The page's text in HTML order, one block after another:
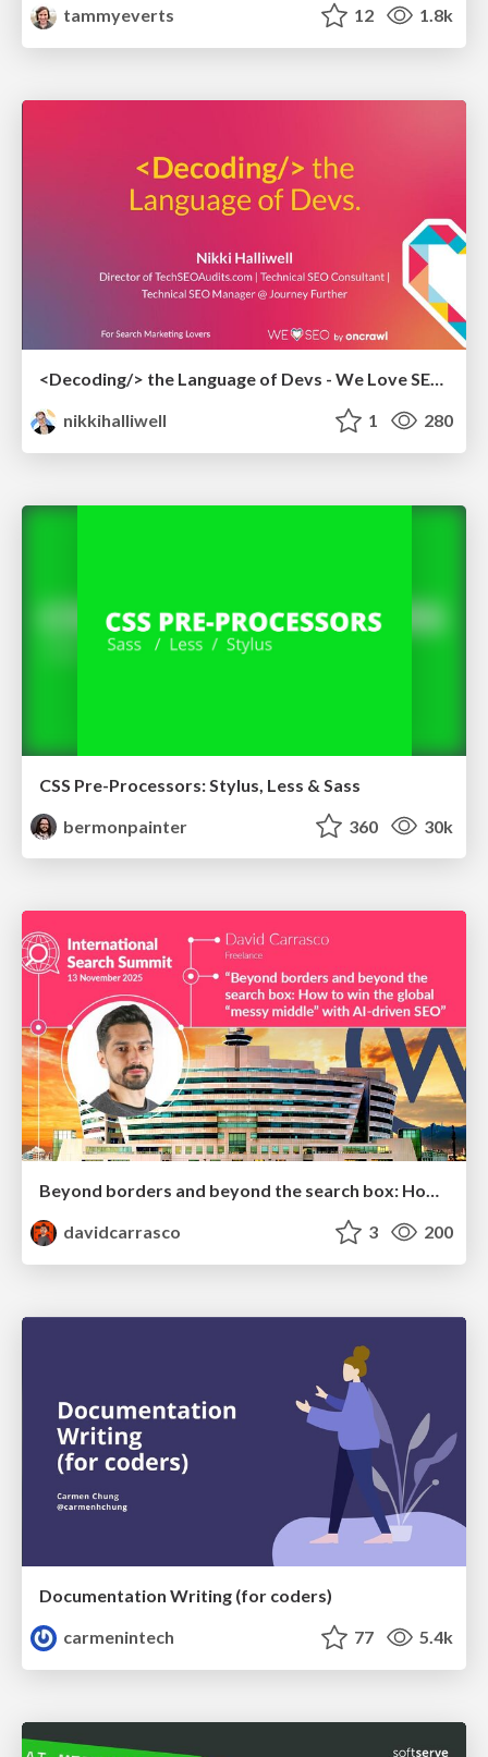
tammyeverts 12 1.8k
<Decoding/> the Language of Devs - We Love SEO 2024
nikkihalliwell
1 280
CSS Pre-Processors: Stylus, Less & Sass
bermonpainter
360 30k
Beyond borders and beyond the search box: How to win the global "messy middle" with AI-driven SEO
davidcarrasco
3 200
Documentation Writing (for coders)
carmenintech
77 5.4k